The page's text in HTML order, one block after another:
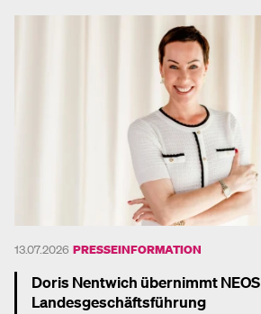
13.07.2026 PRESSEINFORMATION
Doris Nentwich übernimmt NEOS
Landesgeschäftsführung